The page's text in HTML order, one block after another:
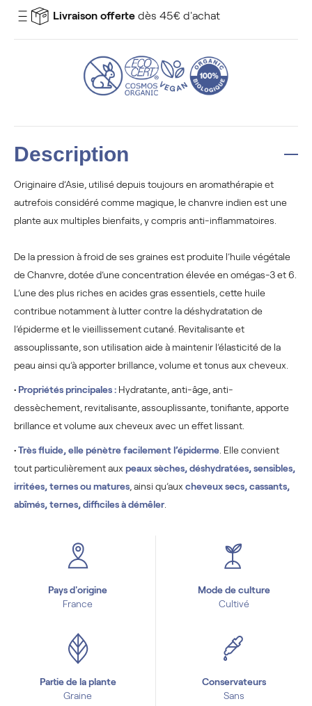
Livraison offerte dès 45€ d'achat
Description
Originaire d’Asie, utilisé depuis toujours en aromathérapie et
autrefois considéré comme magique, le chanvre indien est une
plante aux multiples bienfaits, y compris anti-inflammatoires.
De la pression à froid de ses graines est produite l’huile végétale
de Chanvre, dotée d’une concentration élevée en omégas-3 et 6.
L’une des plus riches en acides gras essentiels, cette huile
contribue notamment à lutter contre la déshydratation de
l’épiderme et le vieillissement cutané. Revitalisante et
assouplissante, son utilisation aide à maintenir l’élasticité de la
peau ainsi qu’à apporter brillance, volume et tonus aux cheveux.
• Propriétés principales : Hydratante, anti-âge, anti-
dessèchement, revitalisante, assouplissante, tonifiante, apporte
brillance et volume aux cheveux avec un effet lissant.
•Très fluide, elle pénètre facilement l’épiderme . Elle convient
tout particulièrement aux peaux sèches, déshydratées, sensibles,
irritées, ternes ou matures , ainsi qu’aux cheveux secs, cassants,
abîmés, ternes, difficiles à démêler
Pays d'origine
France
Mode de culture
Cultivé
Partie de la plante
Graine
Conservateurs
Sans